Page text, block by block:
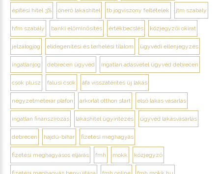
építési hitel 3% önerő lakáshitel tb jogviszony feltételek jtm szabály
hfm szabály banki előminősítés értékbecslés közjegyzői okirat
jelzálogjog elidegenítési és terhelési tilalom ügyvédi ellenjegyzés
ingatlanjog debrecen ügyvéd ingatlan adásvétel ügyvéd debrecen
csok plusz falusi csok áfa visszatérítés új lakás
négyzetméterár plafon árkorlát otthon start első lakás vásárlás
ingatlan finanszírozás lakáshitel ügyintézés ügyvéd lakásvásárlás
debrecen hajdú-bihar fizetési meghagyás
fizetési meghagyásos eljárás fmh mokk közjegyző